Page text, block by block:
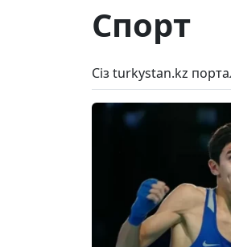
Спорт
Сіз turkystan.kz